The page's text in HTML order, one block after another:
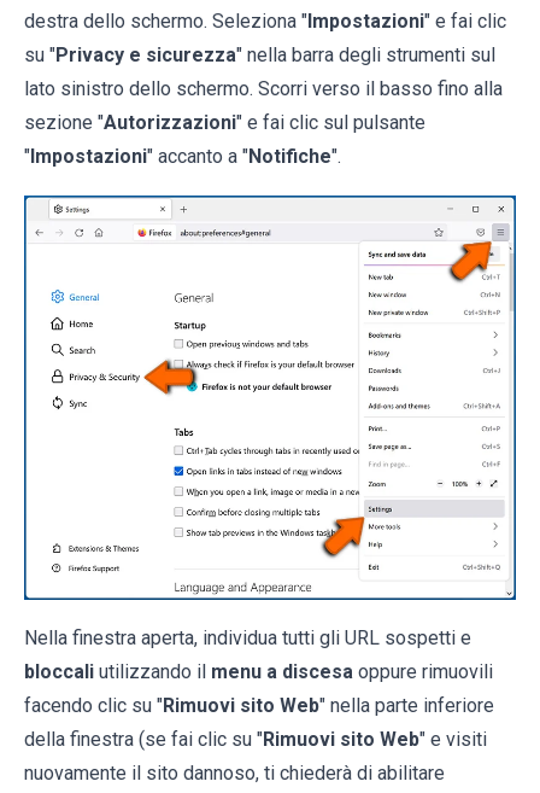
destra dello schermo. Seleziona "Impostazioni" e fai clic
su "Privacy e sicurezza" nella barra degli strumenti sul
lato sinistro dello schermo. Scorri verso il basso fino alla
sezione "Autorizzazioni" e fai clic sul pulsante
"Impostazioni" accanto a "Notifiche".
Nella finestra aperta, individua tutti gli URL sospetti e
bloccali utilizzando il menu a discesa oppure rimuovili
facendo clic su "Rimuovi sito Web" nella parte inferiore
della finestra (se fai clic su "Rimuovi sito Web" e visiti
nuovamente il sito dannoso, ti chiederà di abilitare